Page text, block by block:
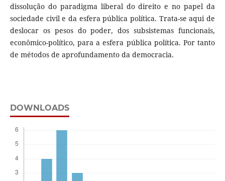
dissolução do paradigma liberal do direito e no papel da
sociedade civil e da esfera pública política. Trata-se aqui de
deslocar os pesos do poder, dos subsistemas funcionais,
econômico-político, para a esfera pública política. Por tanto
de métodos de aprofundamento da democracia.
DOWNLOADS